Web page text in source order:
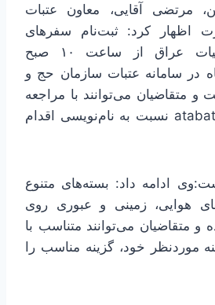
مرتضی آقایی، معاون عتبات
اظهار کرد: ثبت‌نام سفرهای
نوروزی عتبات عالیات عراق از ساعت ۱۰ صبح
۶ اسفندماه در سامانه عتبات سازمان حج و
متقاضیان می‌توانند با مراجعه
به نشانی atabatorg.haj.ir نسبت به نام‌نویسی اقدام
ادامه داد: بسته‌های متنوع
هوایی، زمینی و عبوری روی
و متقاضیان می‌توانند متناسب با
موردنظر خود، گزینه مناسب را